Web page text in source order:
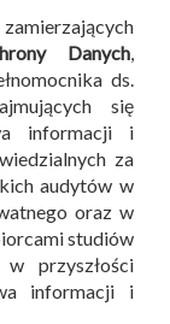
Danych
ds.
się
informacji i
za
audytów w
oraz w
studiów
przyszłości
informacji i